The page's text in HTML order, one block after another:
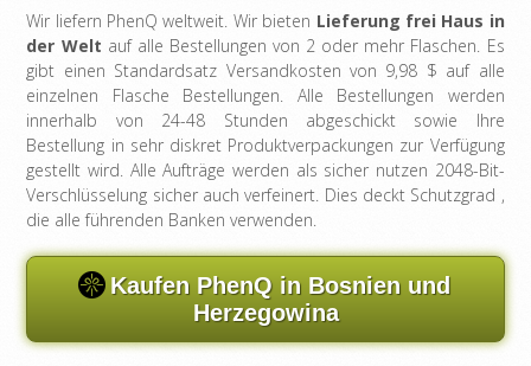
Wir liefern PhenQ weltweit. Wir bieten Lieferung frei Haus in
der Welt auf alle Bestellungen von 2 oder mehr Flaschen. Es
gibt einen Standardsatz Versandkosten von 9,98 $ auf alle
einzelnen Flasche Bestellungen. Alle Bestellungen werden
innerhalb von 24-48 Stunden abgeschickt sowie Ihre
Bestellung in sehr diskret Produktverpackungen zur Verfügung
gestellt wird. Alle Aufträge werden als sicher nutzen 2048-Bit-
Verschlüsselung sicher auch verfeinert. Dies deckt Schutzgrad ,
die alle führenden Banken verwenden.
Kaufen PhenQ in Bosnien und
Herzegowina